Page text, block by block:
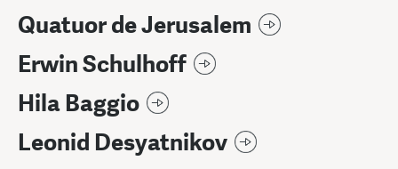
Quatuor de Jerusalem
Erwin Schulhoff
Hila Baggio
Leonid Desyatnikov